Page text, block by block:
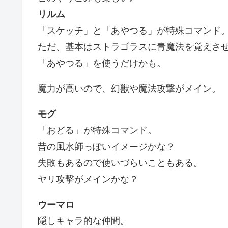
リルム
「スケッチ」と「あやつる」が特殊コマンド。
ただ、基本はストラゴラスに青魔法を覚えさ
「あやつる」を使うだけかも。
魔力が高いので、幻獣や魔法攻撃がメイン。
モグ
「おどる」が特殊コマンド。
昔の風水師っぽいイメージかな？
失敗もあるので使いづらいこともある。
ヤリ攻撃がメインかな？
ウーマロ
隠しキャラ的な仲間。